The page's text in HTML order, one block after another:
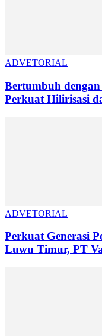
ADVETORIAL
Bertumbuh
Perkuat Hilirisasi
ADVETORIAL
Perkuat Generasi
Luwu Timur, PT